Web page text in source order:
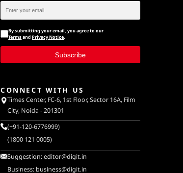
By submitting your email, you agree to our
Terms and Privacy Notice.
Subscribe
CONNECT WITH US
Times Center, FC-6, 1st Floor, Sector 16A, Film
City, Noida - 201301
(+91-120-6776999)
(1800 121 0005)
Suggestion:editor@digit.in
Business: business@digit.in